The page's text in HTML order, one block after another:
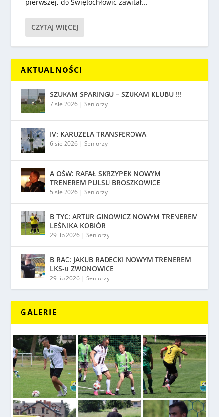
pierwszej, do Świętochłowic zawitał...
CZYTAJ WIĘCEJ
AKTUALNOŚCI
SZUKAM SPARINGU – SZUKAM KLUBU !!!
7 sie 2026 |Seniorzy
IV: KARUZELA TRANSFEROWA
6 sie 2026 |Seniorzy
A OŚW: RAFAŁ SKRZYPEK NOWYM
TRENEREM PULSU BROSZKOWICE
5 sie 2026 |Seniorzy
B TYC: ARTUR GINOWICZ NOWYM TRENEREM
LEŚNIKA KOBIÓR
29 lip 2026 |Seniorzy
B RAC: JAKUB RADECKI NOWYM TRENEREM
LKS-u ZWONOWICE
29 lip 2026 |Seniorzy
GALERIE